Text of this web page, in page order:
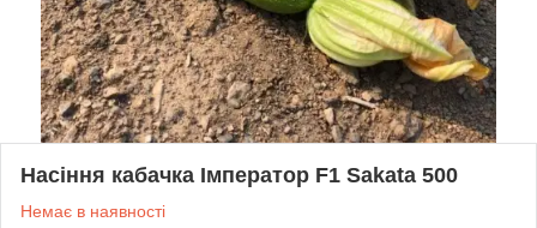
Насіння кабачка Імператор F1 Sakata 500
Немає в наявності